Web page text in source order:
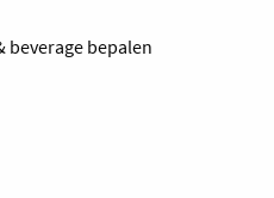
beverage bepalen